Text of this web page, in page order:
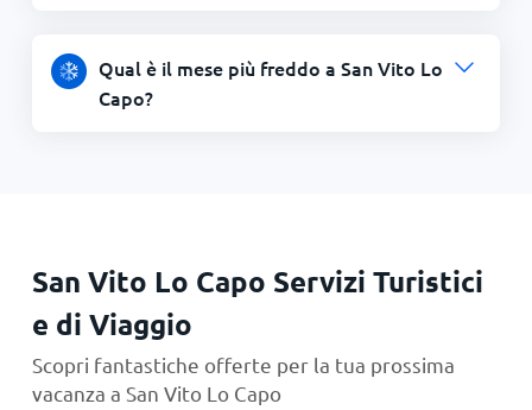
Qual è il mese più freddo a San Vito Lo
Capo?
San Vito Lo Capo Servizi Turistici
e di Viaggio
Scopri fantastiche offerte per la tua prossima
vacanza a San Vito Lo Capo